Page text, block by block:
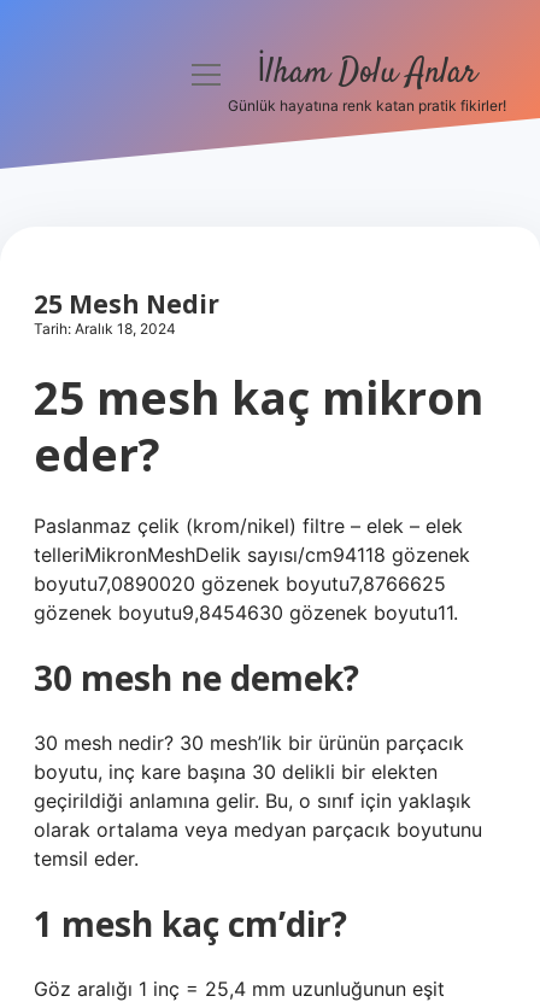
Hakkımızda
menüyü İlham Dolu Anlar
Günlük hayatına renk katan pratik fikirler!
25 Mesh Nedir
Tarih: Aralık 18, 2024
25 mesh kaç mikron
eder?
Paslanmaz çelik (krom/nikel) filtre – elek – elek
telleriMikronMeshDelik sayısı/cm94118 gözenek
boyutu7,0890020 gözenek boyutu7,8766625
gözenek boyutu9,8454630 gözenek boyutu11.
30 mesh ne demek?
30 mesh nedir? 30 mesh’lik bir ürünün parçacık
boyutu, inç kare başına 30 delikli bir elekten
geçirildiği anlamına gelir. Bu, o sınıf için yaklaşık
olarak ortalama veya medyan parçacık boyutunu
temsil eder.
1 mesh kaç cm’dir?
Göz aralığı 1 inç = 25,4 mm uzunluğunun eşit